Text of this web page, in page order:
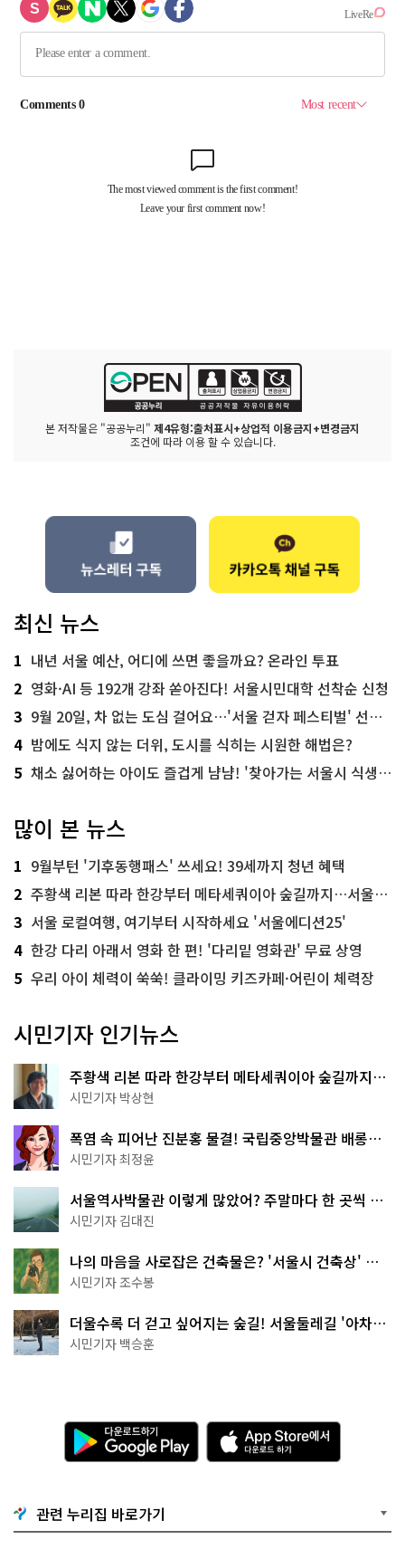
본 저작물은 "공공누리" 제4유형:출처표시+상업적 이용금지+변경금지
조건에 따라 이용 할 수 있습니다.
최신 뉴스
1 내년 서울 예산, 어디에 쓰면 좋을까요? 온라인 투표
2 영화·AI 등 192개 강좌 쏟아진다! 서울시민대학 선착순 신청
3 9월 20일, 차 없는 도심 걸어요…'서울 걷자 페스티벌' 선착순 5천명
4 밤에도 식지 않는 더위, 도시를 식히는 시원한 해법은?
5 채소 싫어하는 아이도 즐겁게 냠냠! '찾아가는 서울시 식생활 교육' 현장
많이 본 뉴스
1 9월부턴 '기후동행패스' 쓰세요! 39세까지 청년 혜택
2 주황색 리본 따라 한강부터 메타세쿼이아 숲길까지…서울둘레길 15코스
3 서울 로컬여행, 여기부터 시작하세요 '서울에디션25'
4 한강 다리 아래서 영화 한 편! '다리밑 영화관' 무료 상영
5 우리 아이 체력이 쑥쑥! 클라이밍 키즈카페·어린이 체력장
시민기자 인기뉴스
주황색 리본 따라 한강부터 메타세쿼이아 숲길까지…
서울둘레길 15코스
시민기자 박상현
폭염 속 피어난 진분홍 물결! 국립중앙박물관 배롱나
무 명소
시민기자 최정윤
서울역사박물관 이렇게 많았어? 주말마다 한 곳씩 떠
나는 역사 산책
시민기자 김대진
나의 마음을 사로잡은 건축물은? '서울시 건축상' 수
상작 공개!
시민기자 조수봉
더울수록 더 걷고 싶어지는 숲길! 서울둘레길 '아차산
코스'
시민기자 백승훈
다
운
로
기
G
o
A
p
p
e
관련 누리집 바로가기